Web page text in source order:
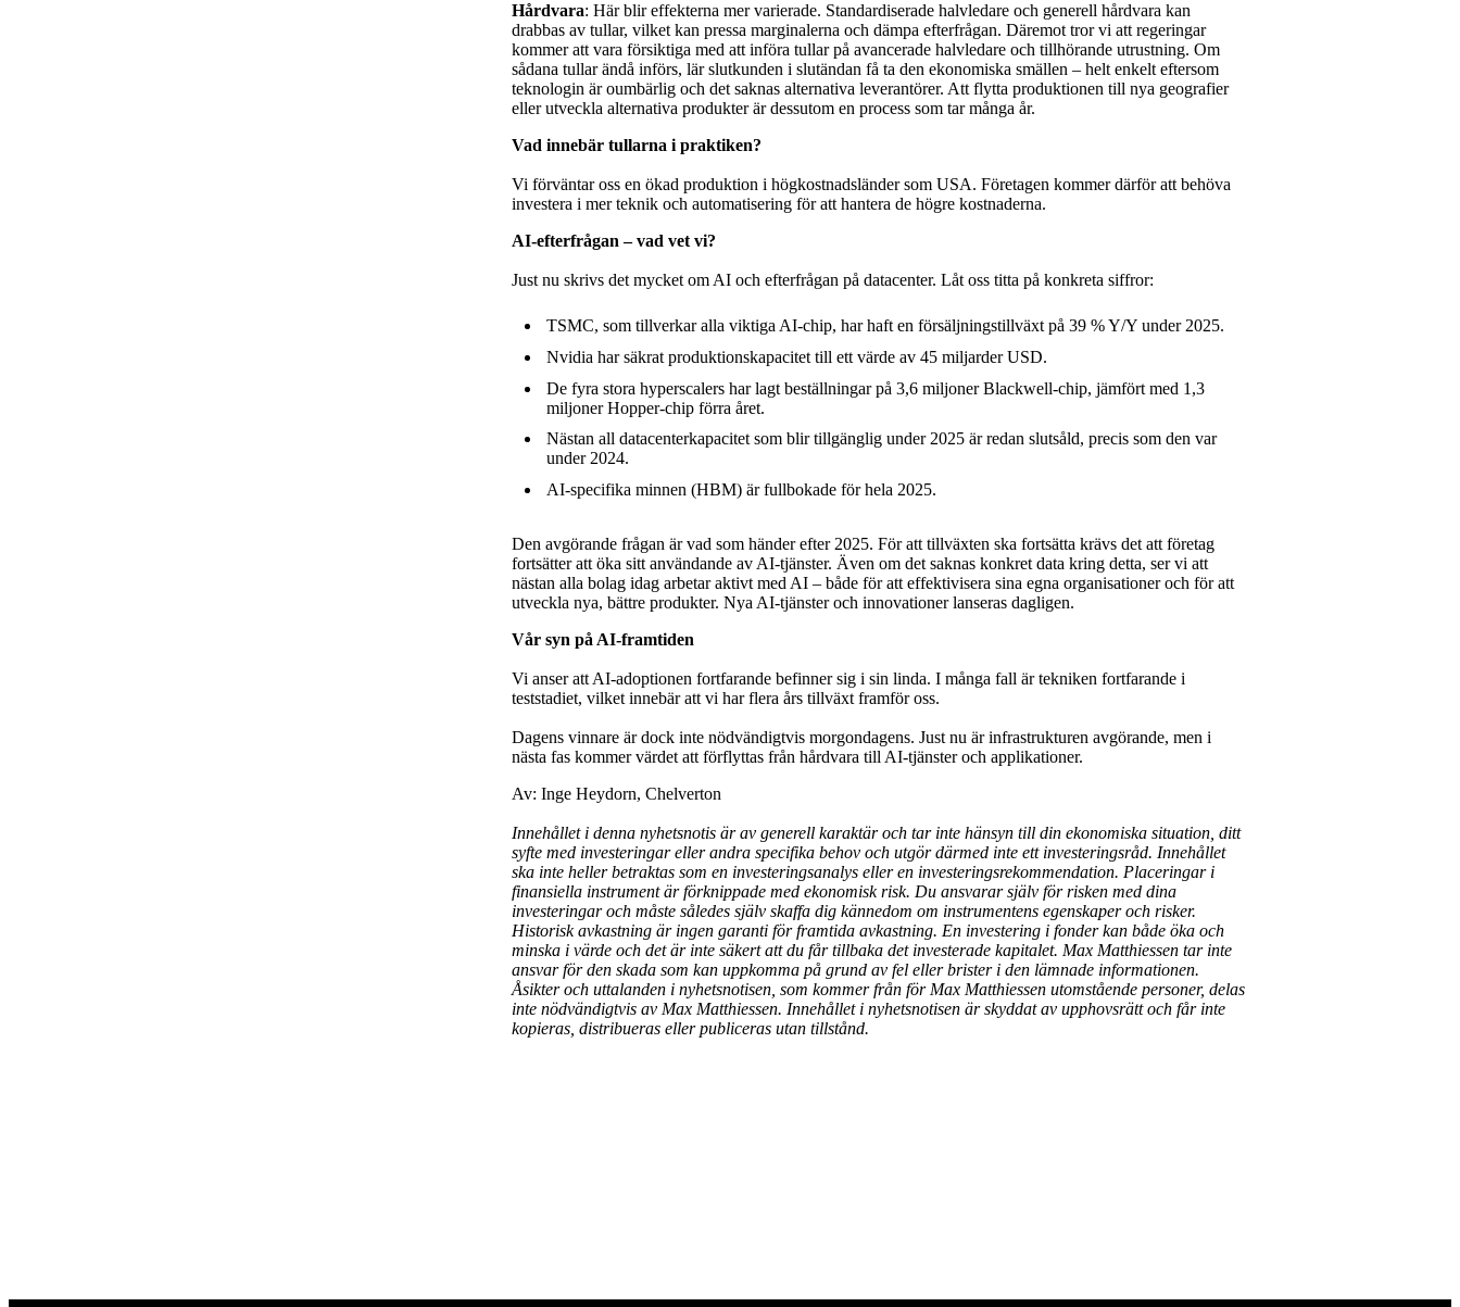
Hårdvara: Här blir effekterna mer varierade. Standardiserade halvledare och generell hårdvara kan
drabbas av tullar, vilket kan pressa marginalerna och dämpa efterfrågan. Däremot tror vi att regeringar
kommer att vara försiktiga med att införa tullar på avancerade halvledare och tillhörande utrustning. Om
sådana tullar ändå införs, lär slutkunden i slutändan få ta den ekonomiska smällen – helt enkelt eftersom
teknologin är oumbärlig och det saknas alternativa leverantörer. Att flytta produktionen till nya geografier
eller utveckla alternativa produkter är dessutom en process som tar många år.
Vad innebär tullarna i praktiken?
Vi förväntar oss en ökad produktion i högkostnadsländer som USA. Företagen kommer därför att behöva
investera i mer teknik och automatisering för att hantera de högre kostnaderna.
AI-efterfrågan – vad vet vi?
Just nu skrivs det mycket om AI och efterfrågan på datacenter. Låt oss titta på konkreta siffror:
TSMC, som tillverkar alla viktiga AI-chip, har haft en försäljningstillväxt på 39 % Y/Y under 2025.
Nvidia har säkrat produktionskapacitet till ett värde av 45 miljarder USD.
De fyra stora hyperscalers har lagt beställningar på 3,6 miljoner Blackwell-chip, jämfört med 1,3
miljoner Hopper-chip förra året.
Nästan all datacenterkapacitet som blir tillgänglig under 2025 är redan slutsåld, precis som den var
under 2024.
AI-specifika minnen (HBM) är fullbokade för hela 2025.
Den avgörande frågan är vad som händer efter 2025. För att tillväxten ska fortsätta krävs det att företag
fortsätter att öka sitt användande av AI-tjänster. Även om det saknas konkret data kring detta, ser vi att
nästan alla bolag idag arbetar aktivt med AI – både för att effektivisera sina egna organisationer och för att
utveckla nya, bättre produkter. Nya AI-tjänster och innovationer lanseras dagligen.
Vår syn på AI-framtiden
Vi anser att AI-adoptionen fortfarande befinner sig i sin linda. I många fall är tekniken fortfarande i
teststadiet, vilket innebär att vi har flera års tillväxt framför oss.
Dagens vinnare är dock inte nödvändigtvis morgondagens. Just nu är infrastrukturen avgörande, men i
nästa fas kommer värdet att förflyttas från hårdvara till AI-tjänster och applikationer.
Av: Inge Heydorn, Chelverton
Innehållet i denna nyhetsnotis är av generell karaktär och tar inte hänsyn till din ekonomiska situation, ditt
syfte med investeringar eller andra specifika behov och utgör därmed inte ett investeringsråd. Innehållet
ska inte heller betraktas som en investeringsanalys eller en investeringsrekommendation. Placeringar i
finansiella instrument är förknippade med ekonomisk risk. Du ansvarar själv för risken med dina
investeringar och måste således själv skaffa dig kännedom om instrumentens egenskaper och risker.
Historisk avkastning är ingen garanti för framtida avkastning. En investering i fonder kan både öka och
minska i värde och det är inte säkert att du får tillbaka det investerade kapitalet. Max Matthiessen tar inte
ansvar för den skada som kan uppkomma på grund av fel eller brister i den lämnade informationen.
Åsikter och uttalanden i nyhetsnotisen, som kommer från för Max Matthiessen utomstående personer, delas
inte nödvändigtvis av Max Matthiessen. Innehållet i nyhetsnotisen är skyddat av upphovsrätt och får inte
kopieras, distribueras eller publiceras utan tillstånd.